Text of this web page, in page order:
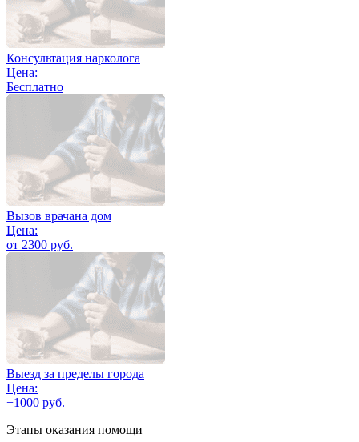
Консультация нарколога
Цена:
Бесплатно
Вызов врачана дом
Цена:
от 2300 руб.
Выезд за пределы города
Цена:
+1000 руб.
Этапы оказания помощи